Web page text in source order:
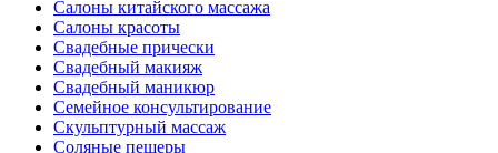
Салоны китайского массажа
Салоны красоты
Свадебные прически
Свадебный макияж
Свадебный маникюр
Семейное консультирование
Скульптурный массаж
Соляные пещеры